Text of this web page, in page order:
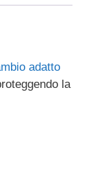
adatto
la